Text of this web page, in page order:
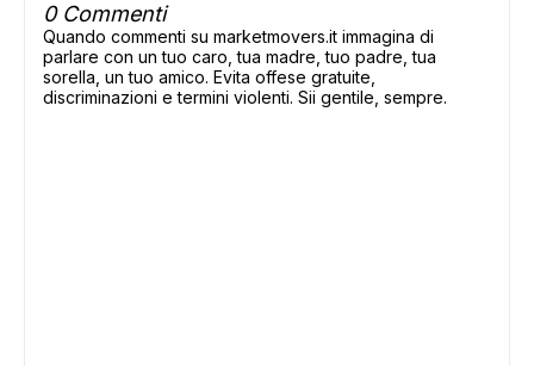
0 Commenti
Quando commenti su marketmovers.it immagina di
parlare con un tuo caro, tua madre, tuo padre, tua
sorella, un tuo amico. Evita offese gratuite,
discriminazioni e termini violenti. Sii gentile, sempre.